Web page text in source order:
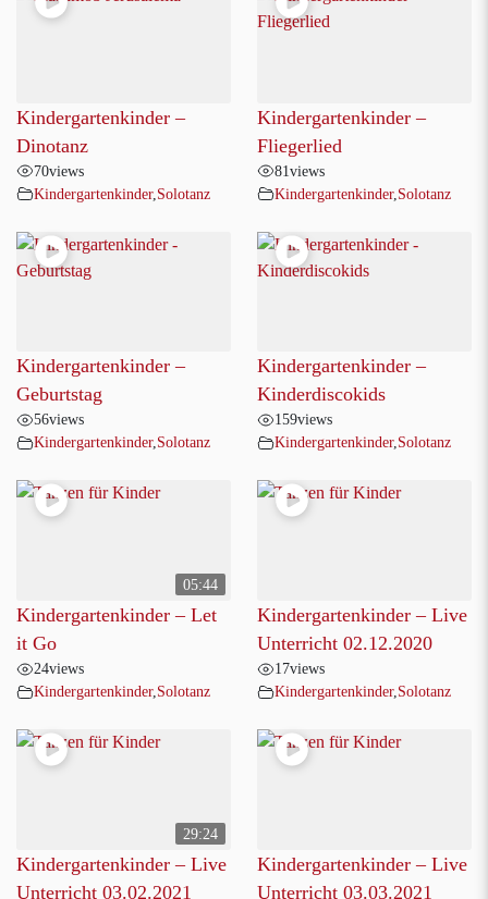
Kindergartenkinder –
Dinotanz
70views
Kindergartenkinder, Solotanz
Kindergartenkinder –
Fliegerlied
81views
Kindergartenkinder, Solotanz
Kindergartenkinder –
Geburtstag
56views
Kindergartenkinder,Solotanz
Kindergartenkinder –
Kinderdiscokids
159views
Kindergartenkinder,Solotanz
05:44
Kindergartenkinder – Let
it Go
24views
Kindergartenkinder, Solotanz
Kindergartenkinder – Live
Unterricht 02.12.2020
17views
Kindergartenkinder, Solotanz
29:24
Kindergartenkinder – Live
Unterricht 03.02.2021
Kindergartenkinder – Live
Unterricht 03.03.2021